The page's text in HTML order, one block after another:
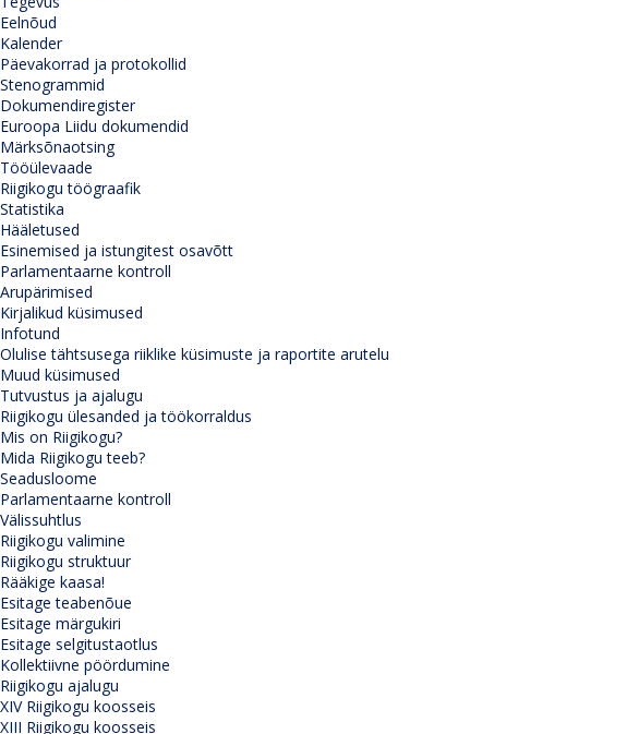
Eelnõud
Kalender
Päevakorrad ja protokollid
Stenogrammid
Dokumendiregister
Euroopa Liidu dokumendid
Märksõnaotsing
Tööülevaade
Riigikogu töögraafik
Statistika
Hääletused
Esinemised ja istungitest osavõtt
Parlamentaarne kontroll
Arupärimised
Kirjalikud küsimused
Infotund
Olulise tähtsusega riiklike küsimuste ja raportite arutelu
Muud küsimused
Tutvustus ja ajalugu
Riigikogu ülesanded ja töökorraldus
Mis on Riigikogu?
Mida Riigikogu teeb?
Seadusloome
Parlamentaarne kontroll
Välissuhtlus
Riigikogu valimine
Riigikogu struktuur
Rääkige kaasa!
Esitage teabenõue
Esitage märgukiri
Esitage selgitustaotlus
Kollektiivne pöördumine
Riigikogu ajalugu
XIV Riigikogu koosseis
XIII Riigikogu koosseis